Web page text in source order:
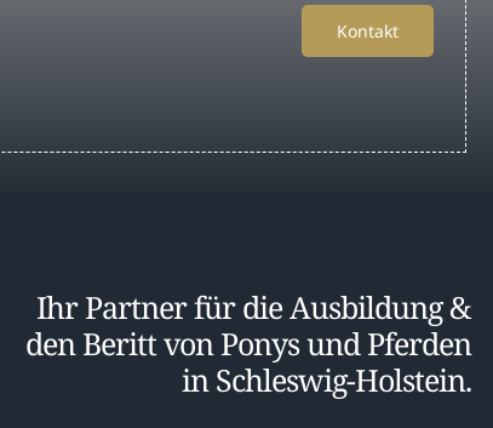
Kontakt
Ihr Partner für die Ausbildung &
den Beritt von Ponys und Pferden
in Schleswig-Holstein.